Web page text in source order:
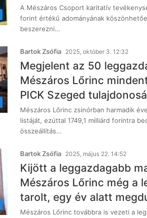
A Mészáros Csoport karitatív
forint értékű adományának
beszerezni…
Bartok Zsófia 2025, október 3. 12:32
Megjelent az 50
Mészáros Lőrinc
PICK Szeged
Mészáros Lőrinc zsinórban harmadik
listáját, ezúttal 1749,1 milliárd forintra
összeállítás…
Bartok Zsófia 2025, május 22. 14:52
Kijött a leggazdagabb
Mészáros Lőrinc még a
tarolt, egy év alatt
Mészáros Lőrinc továbbra is vezeti a